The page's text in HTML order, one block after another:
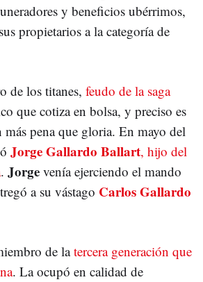
y beneficios ubérrimos,
propietarios a la categoría de
de los titanes, feudo de la saga
que cotiza en bolsa, y preciso es
pena que gloria. En mayo del
Jorge Gallardo Ballart, hijo del
. Jorge venía ejerciendo el mando
a su vástago Carlos Gallardo
de latercera generación que
. La ocupó en calidad de